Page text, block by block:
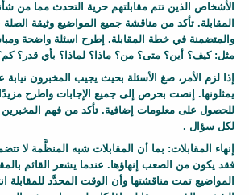
الأشخاص الذين تتم مقابلتهم حرية التحدث مما من
المقابلة. تأكد من مناقشة جميع المواضيع وثيقة
والمتضمنة في خطة المقابلة. إطرح اسئلة واضحة
مثل: كيف؟ أين؟ متى؟ من؟ ماذا؟ لماذا؟ بأي قدر؟
إذا لزم الأمر، صغ الأسئلة بحيث يجيب المخبرون
يمثلونها. إنصت بحرص إلى جميع الإجابات واطرح
للحصول على معلومات إضافية. تأكد من فهم المخبرين
لكل سؤال .
إنهاء المقابلات: بما أن المقابلات شبه المنظَّمة لا
فقد يكون من الصعب إنهاؤها. عندما يشعر القائم
المواضيع تمت مناقشتها وأن الوقت المحدَّد للمقابلة